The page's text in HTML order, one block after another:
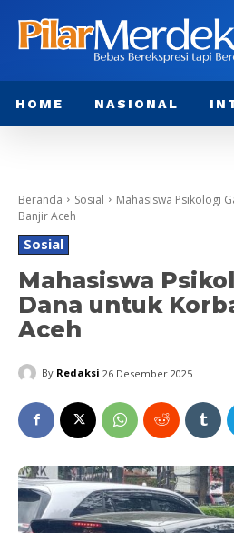
HOME NASIONAL
Beranda Sosial
Mahasiswa Psikologi
Banjir Aceh
Sosial
Mahasiswa
Dana untuk
Aceh
By Redaksi 26 Desember 2025